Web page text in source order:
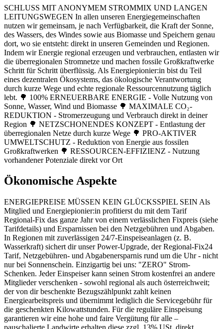
SCHLUSS MIT ANONYMEM STROMMIX UND LANGEN
LEITUNGSWEGEN In allen unseren Energiegemeinschaften
nutzen wir gemeinsam, je nach Verfügbarkeit, die Kraft der Sonne,
des Wassers, des Windes sowie aus Biomasse und Speichern genau
dort, wo sie entsteht: direkt in unseren Gemeinden und Regionen.
Indem wir Energie regional erzeugen und verbrauchen, entlasten wir
die überregionalen Stromnetze und machen fossile Großkraftwerke
Schritt für Schritt überflüssig. Als Energiepionier:in bist du Teil
eines dezentralen Ökosystems, das ökologische Verantwortung
durch kurze Wege und echte regionale Ressourcennutzung täglich
lebt. 🌳 100% ERNEUERBARE ENERGIE - Volle Nutzung von
Sonne, Wasser, Wind und Biomasse 🌳 MAXIMALE CO₂-
REDUKTION - Stromerzeugung und Verbrauch direkt in deiner
Region 🌳 NETZSCHONENDES KONZEPT - Entlastung der
überregionalen Netze durch kurze Wege 🌳 PRO-AKTIVER
UMWELTSCHUTZ - Reduktion von Energie aus fossilen
Großkraftwerken 🌳 RESSOURCEN-EFFIZIENZ - Nutzung
vorhandener Potenziale direkt vor Ort
Ökonomische Aspekte
ENERGIEPREISE MÜSSEN KEIN GLÜCKSSPIEL SEIN Als
Mitglied und Energiepionier:in profitierst du mit dem Tarif
Regional-Fix das ganze Jahr von einem verlässlichen Fixpreis (siehe
Tarifdetails) und Ersparnissen bei den Netzgebühren und Abgaben.
In Regionen mit zuverlässigen 24/7-Einspeiseanlagen (z. B.
Wasserkraft) sichert dir unser Power-Upgrade, der Regional-Fix24
Tarif, Netzgebühren- und Abgabenersparnis rund um die Uhr - nicht
nur bei Sonnenschein. Einzigartig bei uns: "ZERO" Strom-
Schenken. Jeder Einspeiser kann seinen Strom kostenfrei an andere
Mitglieder verschenken - sowohl regional als auch österreichweit;
der von dir beschenkte Bezugszählpunkt zahlt keinen
Energiearbeitspreis und übernimmt lediglich die Servicegebühr für
die geschenkten Kilowattstunden. Für die reguläre Einspeisung
garantieren wir eine hohe und faire Vergütung für alle –